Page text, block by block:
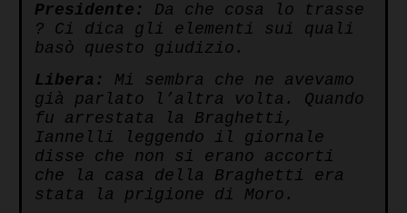
Presidente:
Da che cosa lo trasse
? Ci dica gli elementi sui quali
basò questo giudizio.
Libera:
Mi sembra che ne avevamo
già parlato l’altra volta. Quando
fu arrestata la Braghetti,
Iannelli leggendo il giornale
disse che non si erano accorti
che la casa della Braghetti era
stata la prigione di Moro.